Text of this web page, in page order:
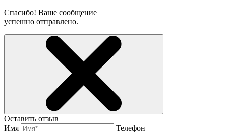
Спасибо! Ваше сообщение
успешно отправлено.
Оставить отзыв
Имя
Телефон